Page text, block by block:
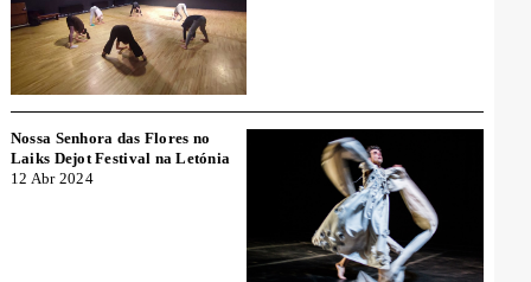
Nossa Senhora das Flores no
Laiks Dejot Festival na Letónia
12 Abr 2024